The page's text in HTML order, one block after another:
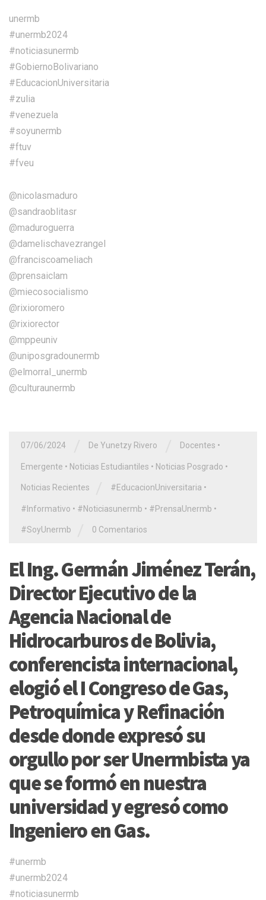
unermb
#unermb2024
#noticiasunermb
#GobiernoBolivariano
#EducacionUniversitaria
#zulia
#venezuela
#soyunermb
#ftuv
#fveu
@nicolasmaduro
@sandraoblitasr
@maduroguerra
@damelischavezrangel
@franciscoameliach
@prensaiclam
@miecosocialismo
@rixioromero
@rixiorector
@mppeuniv
@uniposgradounermb
@elmorral_unermb
@culturaunermb
07/06/2024 De Yunetzy Rivero Docentes •
Emergente • Noticias Estudiantiles • Noticias Posgrado •
Noticias Recientes #EducacionUniversitaria •
#Informativo • #Noticiasunermb • #PrensaUnermb •
#SoyUnermb 0 Comentarios
El Ing. Germán Jiménez Terán,
Director Ejecutivo de la
Agencia Nacional de
Hidrocarburos de Bolivia,
conferencista internacional,
elogió el I Congreso de Gas,
Petroquímica y Refinación
desde donde expresó su
orgullo por ser Unermbista ya
que se formó en nuestra
universidad y egresó como
Ingeniero en Gas.
#unermb
#unermb2024
#noticiasunermb